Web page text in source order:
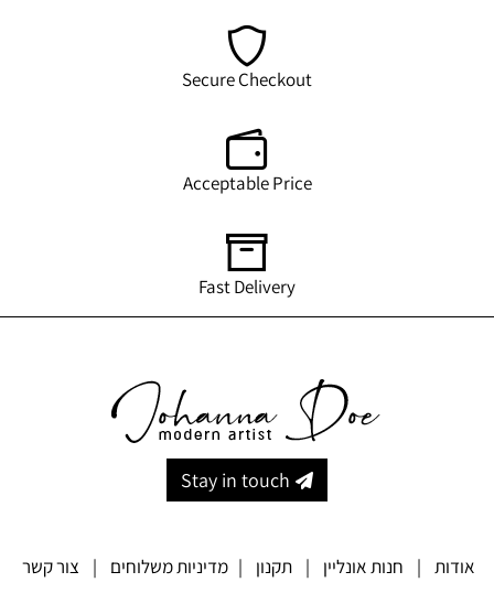
Secure Checkout
Acceptable Price
Fast Delivery
Stay in touch
אודות | חנות אונליין | תקנון | מדיניות משלוחים | צור קשר